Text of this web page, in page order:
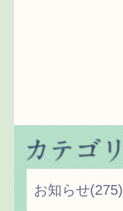
お知らせ(275)